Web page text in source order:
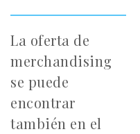
La oferta de
merchandising
se puede
encontrar
también en el